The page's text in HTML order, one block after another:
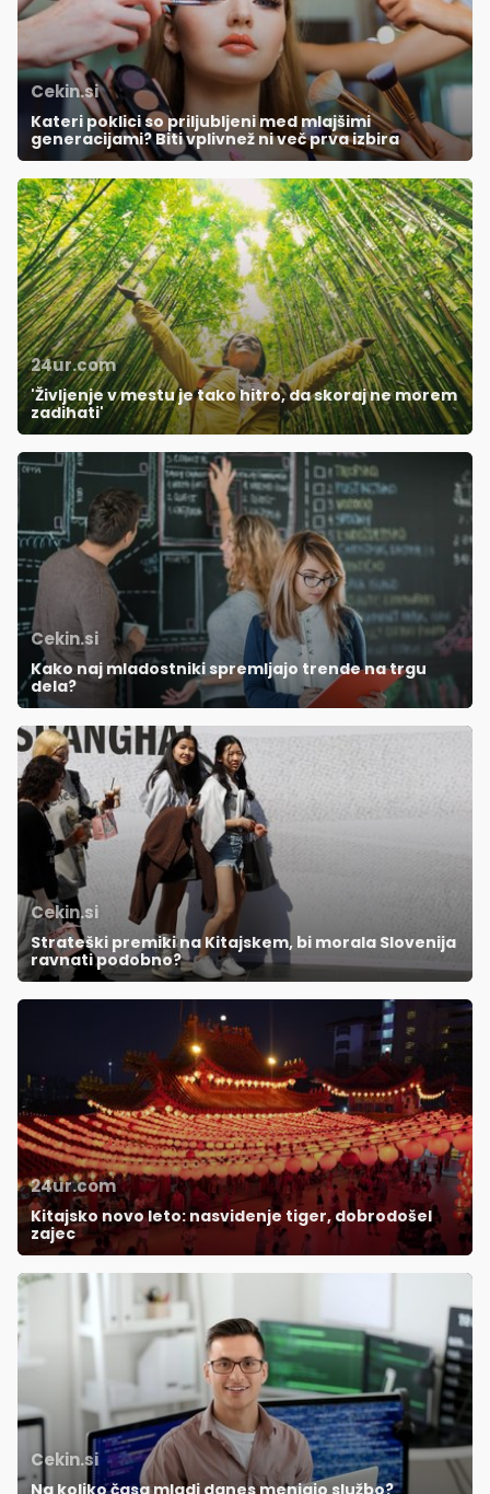
Cekin.si
Kateri poklici so priljubljeni med mlajšimi
generacijami? Biti vplivnež ni več prva izbira
24ur.com
'Življenje v mestu je tako hitro, da skoraj ne morem
zadihati'
Cekin.si
Kako naj mladostniki spremljajo trende na trgu
dela?
Cekin.si
Strateški premiki na Kitajskem, bi morala Slovenija
ravnati podobno?
24ur.com
Kitajsko novo leto: nasvidenje tiger, dobrodošel
zajec
Cekin.si